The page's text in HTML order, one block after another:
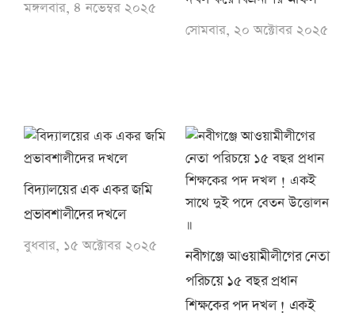
মঙ্গলবার, ৪ নভেম্বর ২০২৫
সোমবার, ২০ অক্টোবর ২০২৫
বিদ্যালয়ের এক একর জমি
প্রভাবশালীদের দখলে
বুধবার, ১৫ অক্টোবর ২০২৫
নবীগঞ্জে আওয়ামীলীগের নেতা
পরিচয়ে ১৫ বছর প্রধান
শিক্ষকের পদ দখল ! একই